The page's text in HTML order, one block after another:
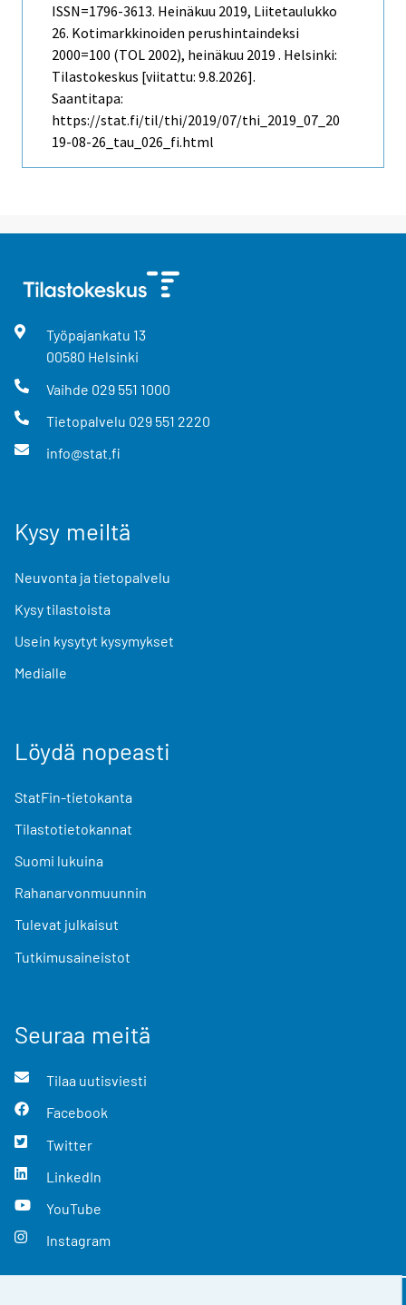
ISSN=1796-3613. Heinäkuu 2019, Liitetaulukko
26. Kotimarkkinoiden perushintaindeksi
2000=100 (TOL 2002), heinäkuu 2019 . Helsinki:
Tilastokeskus [viitattu: 9.8.2026].
Saantitapa:
https://stat.fi/til/thi/2019/07/thi_2019_07_20
19-08-26_tau_026_fi.html
Työpajankatu 13
00580 Helsinki
Vaihde 029 551 1000
Tietopalvelu 029 551 2220
info@stat.fi
Kysy meiltä
Neuvonta ja tietopalvelu
Kysy tilastoista
Usein kysytyt kysymykset
Medialle
Löydä nopeasti
StatFin-tietokanta
Tilastotietokannat
Suomi lukuina
Rahanarvonmuunnin
Tulevat julkaisut
Tutkimusaineistot
Seuraa meitä
Tilaa uutisviesti
Facebook
Twitter
LinkedIn
YouTube
Instagram